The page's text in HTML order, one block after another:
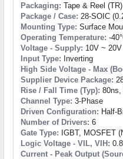
Packaging: Tape & Reel (TR)
Package / Case: 28-SOIC
Mounting Type: Surface
Operating Temperature: -
Voltage - Supply: 10V ~ 20V
Input Type: Inverting
High Side Voltage - Max
Supplier Device Package:
Rise / Fall Time (Typ): 80ns,
Channel Type: 3-Phase
Driven Configuration: Half-
Number of Drivers: 6
Gate Type: IGBT, MOSFET
Logic Voltage - VIL, VIH:
Current - Peak Output